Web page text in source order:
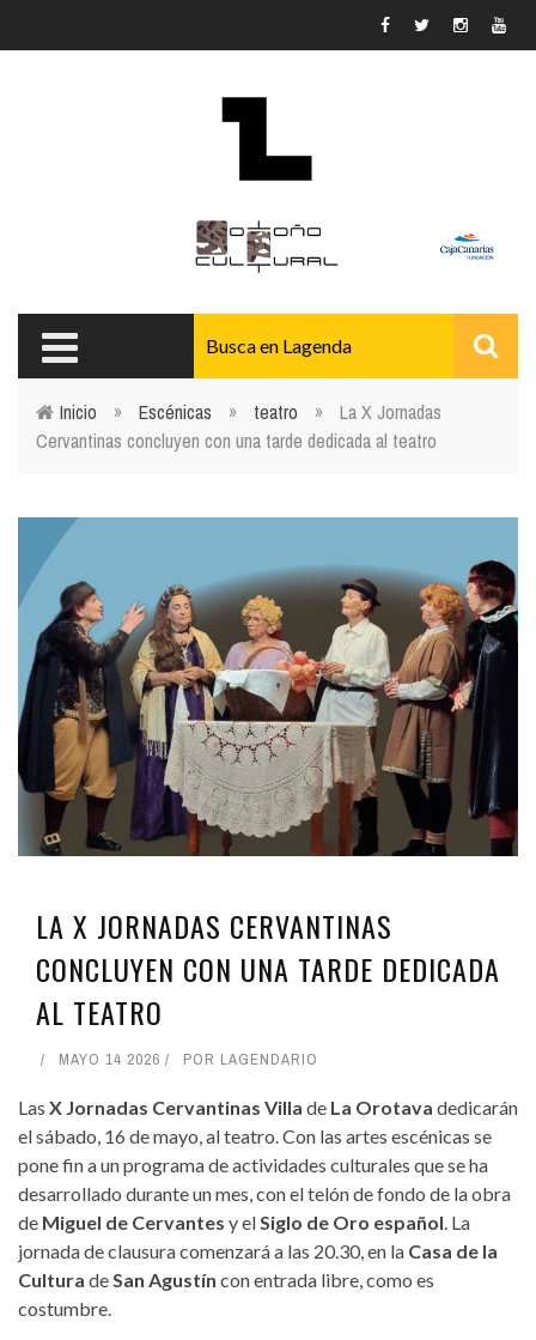
Usted está aquí
Inicio » Escénicas » teatro »
La X Jornadas
Cervantinas concluyen con una tarde dedicada al teatro
LA X JORNADAS CERVANTINAS
CONCLUYEN CON UNA TARDE DEDICADA
AL TEATRO
MAYO 14 2026 POR LAGENDARIO
Las X Jornadas Cervantinas Villa de La Orotava dedicarán
el sábado, 16 de mayo, al teatro. Con las artes escénicas se
pone fin a un programa de actividades culturales que se ha
desarrollado durante un mes, con el telón de fondo de la obra
de Miguel de Cervantes y elSiglo de Oro español. La
jornada de clausura comenzará a las 20.30, en la Casa de la
Cultura deSan Agustín con entrada libre, como es
costumbre.